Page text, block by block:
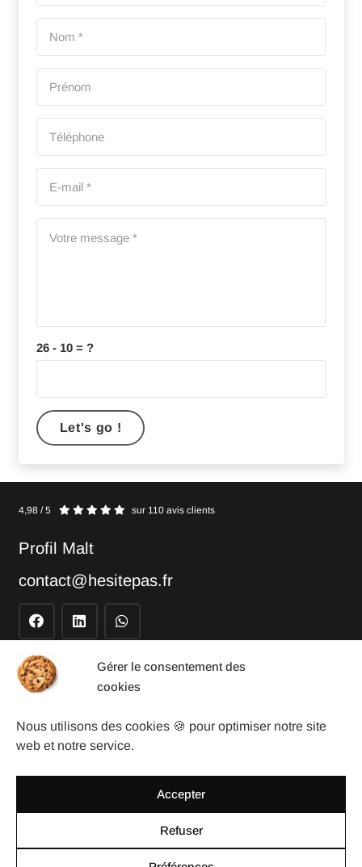
Gérer le consentement des
cookies
Nous utilisons des cookies 🍪 pour optimiser notre site
web et notre service.
Accepter
Refuser
26 - 10 = ?
Let's go !
4,98 / 5 sur 110 avis clients
Profil Malt
contact@hesitepas.fr
NAVIGATION RAPIDE
Site vitrine
Site e-commerce
Contact